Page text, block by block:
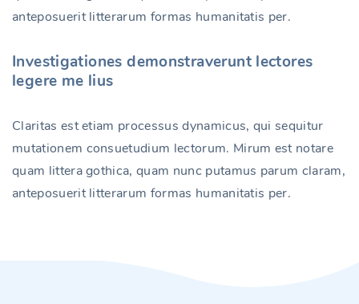
anteposuerit litterarum formas humanitatis per.
Investigationes demonstraverunt lectores
legere me lius
Claritas est etiam processus dynamicus, qui sequitur
mutationem consuetudium lectorum. Mirum est notare
quam littera gothica, quam nunc putamus parum claram,
anteposuerit litterarum formas humanitatis per.